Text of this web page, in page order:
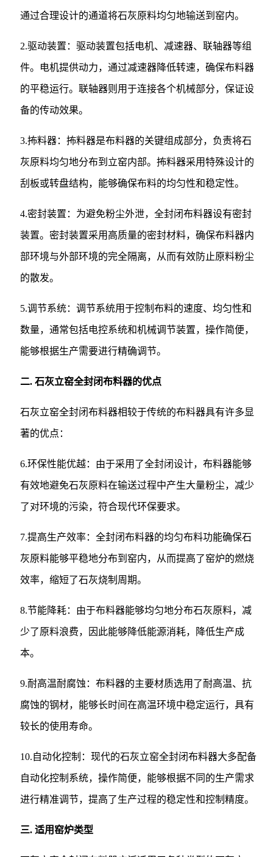
通过合理设计的通道将石灰原料均匀地输送到窑内。
2.驱动装置：驱动装置包括电机、减速器、联轴器等组
件。电机提供动力，通过减速器降低转速，确保布料器
的平稳运行。联轴器则用于连接各个机械部分，保证设
备的传动效果。
3.抪料器：抪料器是布料器的关键组成部分，负责将石
灰原料均匀地分布到立窑内部。抪料器采用特殊设计的
刮板或转盘结构，能够确保布料的均匀性和稳定性。
4.密封装置：为避免粉尘外泄，全封闭布料器设有密封
装置。密封装置采用高质量的密封材料，确保布料器内
部环境与外部环境的完全隔离，从而有效防止原料粉尘
的散发。
5.调节系统：调节系统用于控制布料的速度、均匀性和
数量，通常包括电控系统和机械调节装置，操作简便，
能够根据生产需要进行精确调节。
二. 石灰立窑全封闭布料器的优点
石灰立窑全封闭布料器相较于传统的布料器具有许多显
著的优点：
6.环保性能优越：由于采用了全封闭设计，布料器能够
有效地避免石灰原料在输送过程中产生大量粉尘，减少
了对环境的污染，符合现代环保要求。
7.提高生产效率：全封闭布料器的均匀布料功能确保石
灰原料能够平稳地分布到窑内，从而提高了窑炉的燃烧
效率，缩短了石灰烧制周期。
8.节能降耗：由于布料器能够均匀地分布石灰原料，减
少了原料浪费，因此能够降低能源消耗，降低生产成
本。
9.耐高温耐腐蚀：布料器的主要材质选用了耐高温、抗
腐蚀的钢材，能够长时间在高温环境中稳定运行，具有
较长的使用寿命。
10.自动化控制：现代的石灰立窑全封闭布料器大多配备
自动化控制系统，操作简便，能够根据不同的生产需求
进行精准调节，提高了生产过程的稳定性和控制精度。
三. 适用窑炉类型